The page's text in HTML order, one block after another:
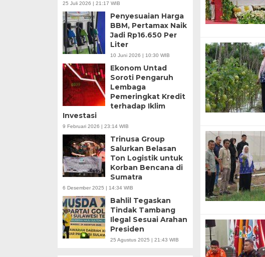
25 Juli 2026 | 21:17 WIB
Penyesuaian Harga
BBM, Pertamax Naik
Jadi Rp16.650 Per
Liter
10 Juni 2026 | 10:30 WIB
Ekonom Untad
Soroti Pengaruh
Lembaga
Pemeringkat Kredit
terhadap Iklim
Investasi
9 Februari 2026 | 23:14 WIB
Trinusa Group
Salurkan Belasan
Ton Logistik untuk
Korban Bencana di
Sumatra
6 Desember 2025 | 14:34 WIB
Bahlil Tegaskan
Tindak Tambang
Ilegal Sesuai Arahan
Presiden
25 Agustus 2025 | 21:43 WIB